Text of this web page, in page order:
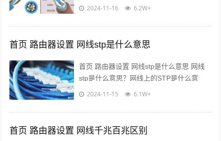
SFTP的区别是什么？我们在网线上可以看
2024-11-16 6.2W+
首页 路由器设置 网线stp是什么意思
首页 路由器设置 网线stp是什么意思 网线
stp是什么意思？网线上的STP是什么意
思？我们在检查网线时，可以在网线的外皮
2024-11-15 6.1W+
首页 路由器设置 网线千兆百兆区别